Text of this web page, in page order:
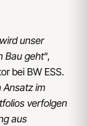
unser
Bau geht“,
bei BW ESS.
Ansatz im
verfolgen
aus